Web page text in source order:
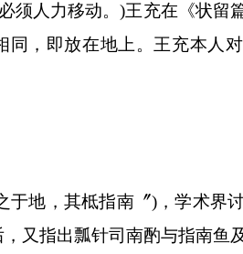
须人力移动。)王充在《状留
，即放在地上。王充本人
于地，其柢指南〞)，学术界
，又指出瓢针司南酌与指南鱼